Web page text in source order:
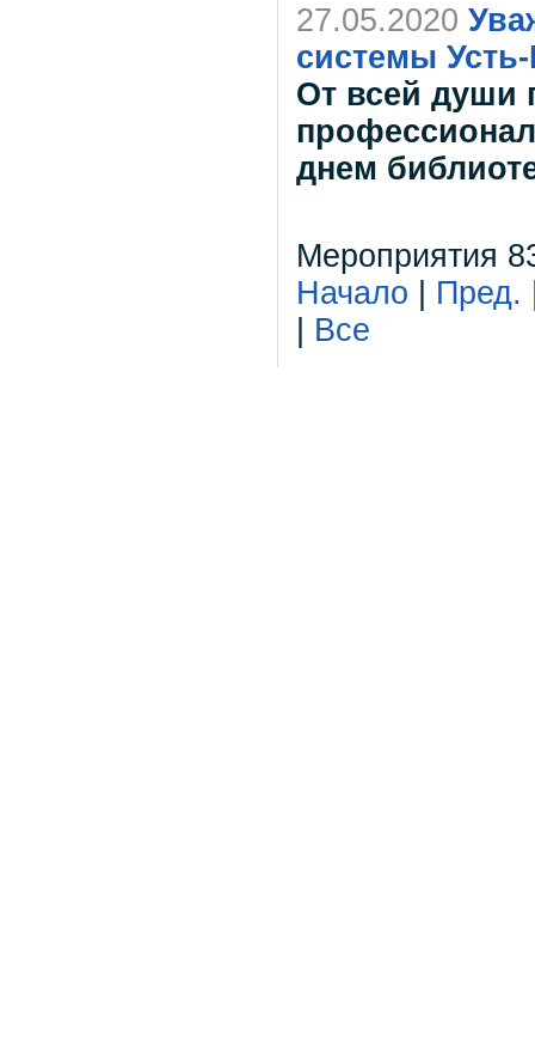
27.05.2020
системы Усть-
От всей души
днем
Мероприятия
Начало
Пред.
Все